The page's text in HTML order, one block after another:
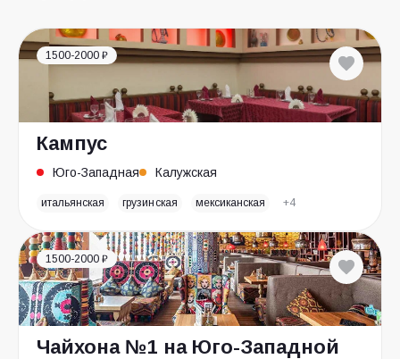
1500-2000 ₽
Кампус
Юго-Западная Калужская
итальянская грузинская мексиканская +4
1500-2000 ₽
Чайхона №1 на Юго-Западной